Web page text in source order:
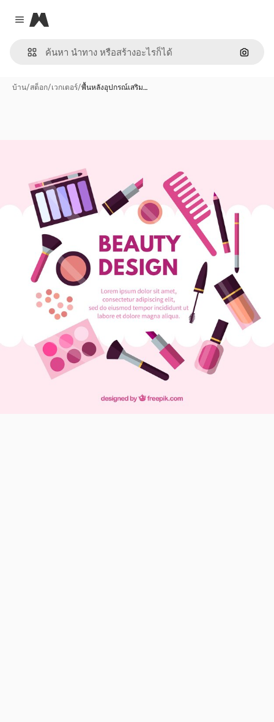
Close menu
Magnific
ค้นหา
บ้าน/สต็อก/เวกเตอร์/พื้นหลังอุปกรณ์เสริม…